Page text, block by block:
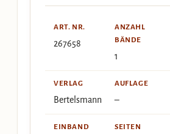
ART. NR.
267658
ANZAHL
BÄNDE
1
VERLAG
Bertelsmann
AUFLAGE
–
EINBAND SEITEN